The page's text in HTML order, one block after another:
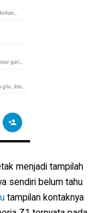
menjadi tampilah
sendiri belum tahu
tampilan kontaknya